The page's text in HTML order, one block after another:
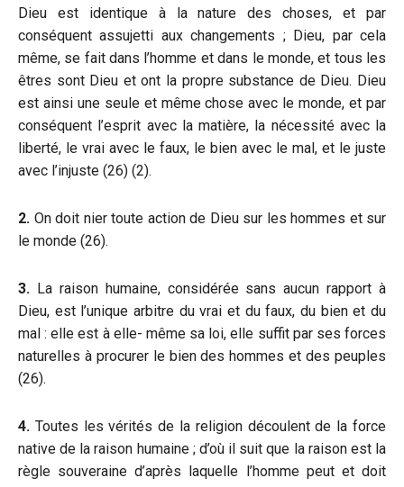
Dieu est identique à la nature des choses, et par
conséquent assujetti aux changements ; Dieu, par cela
même, se fait dans l’homme et dans le monde, et tous les
êtres sont Dieu et ont la propre substance de Dieu. Dieu
est ainsi une seule et même chose avec le monde, et par
conséquent l’esprit avec la matière, la nécessité avec la
liberté, le vrai avec le faux, le bien avec le mal, et le juste
avec l’injuste (26) (2).
2. On doit nier toute action de Dieu sur les hommes et sur
le monde (26).
3. La raison humaine, considérée sans aucun rapport à
Dieu, est l’unique arbitre du vrai et du faux, du bien et du
mal : elle est à elle- même sa loi, elle suffit par ses forces
naturelles à procurer le bien des hommes et des peuples
(26).
4. Toutes les vérités de la religion découlent de la force
native de la raison humaine ; d’où il suit que la raison est la
règle souveraine d’après laquelle l’homme peut et doit